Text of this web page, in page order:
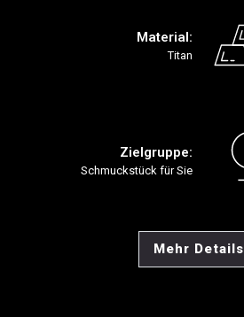
Material:
Titan
Zielgruppe:
Schmuckstück für Sie
Mehr Details